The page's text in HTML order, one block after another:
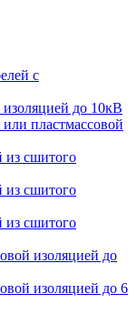
с
до 10кВ
пластмассовой
из сшитого
из сшитого
из сшитого
изоляцией до
изоляцией до 6